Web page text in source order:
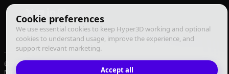
Cookie preferences
We use essential cookies to keep Hyper3D working and optional
cookies to understand usage, improve the experience, and
support relevant marketing.
Accept all
© 2026 Deemos Corporation. Alle Rechte vorbehalten
Nutzungsbedingungen
DatenschutzrichtlinieErfüllungsrichtlinie